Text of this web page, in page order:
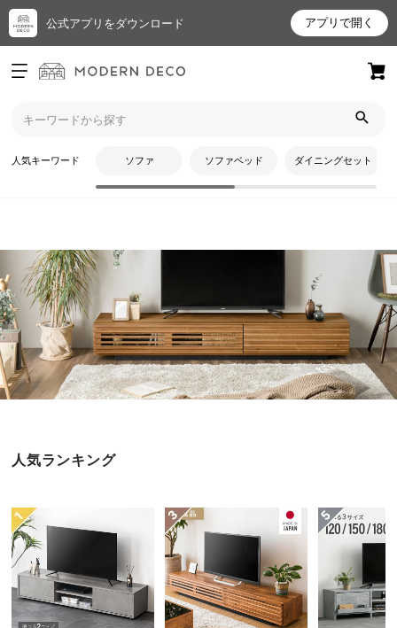
公式アプリをダウンロード アプリで開く
ログイン
新規会員登録
お
イ
テ
ム
最
近
ッ
た
ア
イ
ム
人気キーワード ソファ ソファベッド ダイニングセット
トップ テレビ台・テレビスタンド
CATEGORY
ロータイプ
人気ランキング